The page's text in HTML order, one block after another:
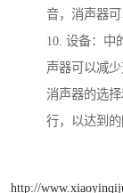
音，消声器可
10. 设备：中
声器可以减
消声器的选
行，以达到的
http://